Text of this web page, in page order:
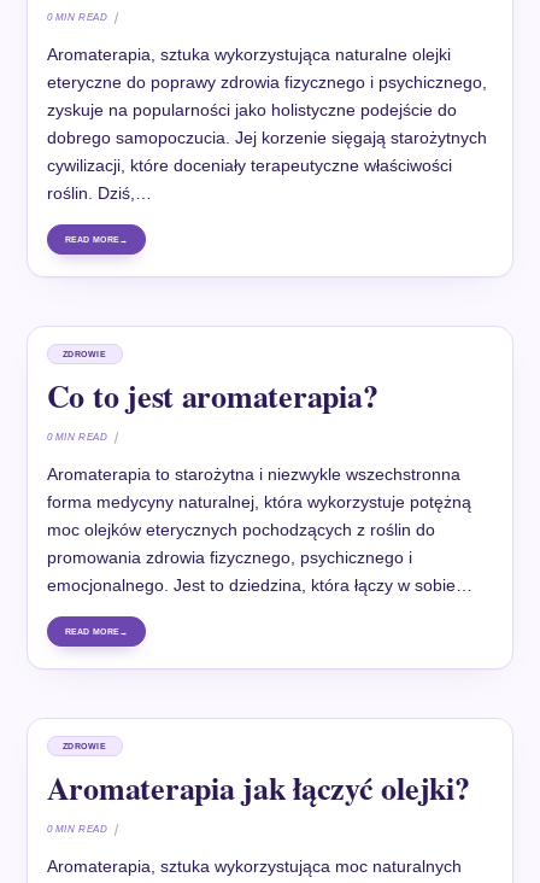
0 MIN READ
Aromaterapia, sztuka wykorzystująca naturalne olejki
eteryczne do poprawy zdrowia fizycznego i psychicznego,
zyskuje na popularności jako holistyczne podejście do
dobrego samopoczucia. Jej korzenie sięgają starożytnych
cywilizacji, które doceniały terapeutyczne właściwości
roślin. Dziś,…
READ MORE
ZDROWIE
Co to jest aromaterapia?
0 MIN READ
Aromaterapia to starożytna i niezwykle wszechstronna
forma medycyny naturalnej, która wykorzystuje potężną
moc olejków eterycznych pochodzących z roślin do
promowania zdrowia fizycznego, psychicznego i
emocjonalnego. Jest to dziedzina, która łączy w sobie…
READ MORE
ZDROWIE
Aromaterapia jak łączyć olejki?
0 MIN READ
Aromaterapia, sztuka wykorzystująca moc naturalnych